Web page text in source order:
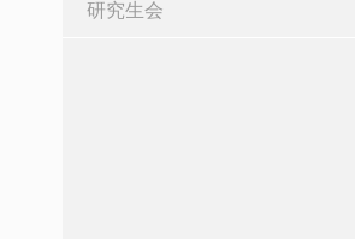
研究生会